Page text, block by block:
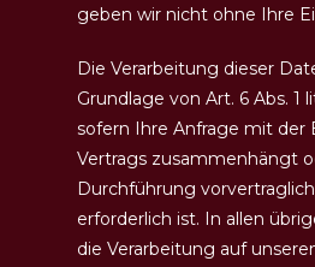
geben wir nicht ohne Ihre
Die Verarbeitung dieser
Grundlage von Art. 6 Abs. 1
sofern Ihre Anfrage mit der
Vertrags zusammenhängt
Durchführung
erforderlich ist. In allen
die Verarbeitung auf